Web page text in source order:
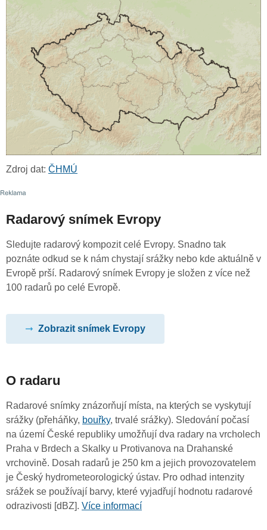
Zdroj dat: ČHMÚ
Radarový snímek Evropy
Sledujte radarový kompozit celé Evropy. Snadno tak
poznáte odkud se k nám chystají srážky nebo kde aktuálně v
Evropě prší. Radarový snímek Evropy je složen z více než
100 radarů po celé Evropě.
Zobrazit snímek Evropy
O radaru
Radarové snímky znázorňují místa, na kterých se vyskytují
srážky (přeháňky, bouřky, trvalé srážky). Sledování počasí
na území České republiky umožňují dva radary na vrcholech
Praha v Brdech a Skalky u Protivanova na Drahanské
vrchovině. Dosah radarů je 250 km a jejich provozovatelem
je Český hydrometeorologický ústav. Pro odhad intenzity
srážek se používají barvy, které vyjadřují hodnotu radarové
odrazivosti [dBZ]. Více informací